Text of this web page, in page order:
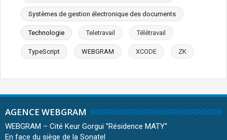
Systèmes de gestion électronique des documents
Technologie Teletravail Télétravail
TypeScript WEBGRAM XCODE ZK
AGENCE WEBGRAM
WEBGRAM – Cité Keur Gorgui ''Résidence MATY''
En face du siège de la Sonatel